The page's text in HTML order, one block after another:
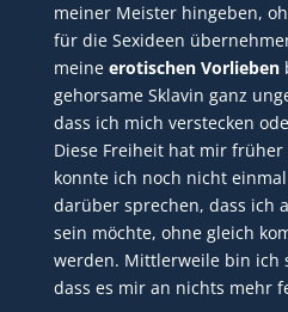
meiner Meister hingeben,
für die Sexideen
meine erotischen Vorlieben
gehorsame Sklavin ganz
dass ich mich verstecken
Diese Freiheit hat mir
konnte ich noch nicht
darüber sprechen, dass ich
sein möchte, ohne gleich
werden. Mittlerweile bin ich
dass es mir an nichts mehr